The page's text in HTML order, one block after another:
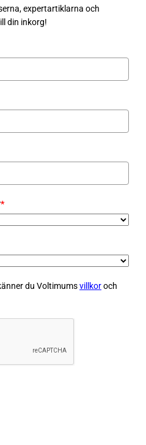
expertartiklarna och
din inkorg!
*
du Voltimumsvillkoroch